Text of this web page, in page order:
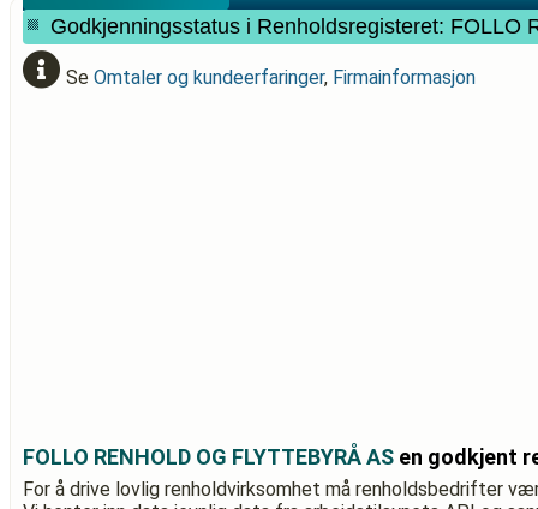
Godkjenningsstatus i Renholdsregisteret: FOLLO
Se Omtaler og kundeerfaringer, Firmainformasjon
FOLLO RENHOLD OG FLYTTEBYRÅ AS en godkjent
For å drive lovlig renholdvirksomhet må renholdsbedrifter